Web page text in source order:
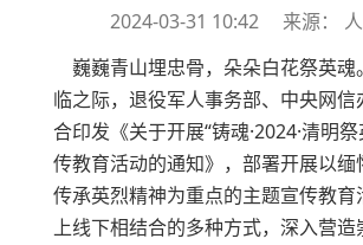
2024-03-31 10:42
来源：
巍巍青山埋忠骨，朵朵白花祭英魂
临之际，退役军人事务部、中央网
合印发《关于开展“铸魂·2024·清明
传教育活动的通知》，部署开展以缅
传承英烈精神为重点的主题宣传教育
上线下相结合的多种方式，深入营